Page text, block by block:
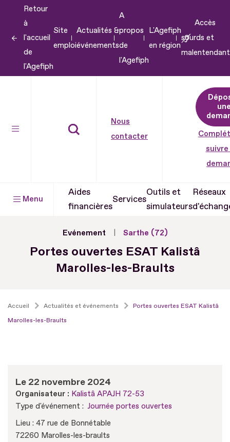
contenu
Retour
à
l'accueil
de
l'Agefiph
Site
emploi
Actualités &
événements
A
propos
de
l'Agefiph
L'Agefiph
en région
Accès
sourds et
Nous
contacter
suivre
Menu
Aides
financières
Services
Outils et
simulateurs
Réseaux
Evénement Sarthe (72)
Portes ouvertes ESAT Kalistâ
Marolles-les-Braults
Accueil Actualités et événements
Portes ouvertes ESAT Kalistâ
Marolles-les-Braults
Le 22 novembre 2024
Organisateur : Kalistâ APAJH 72-53
Type d'événement : Journée portes ouvertes
Lieu : 47 rue de Bonnétable
72260 Marolles-les-braults